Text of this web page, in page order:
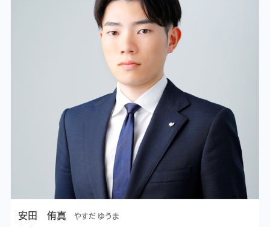
安田 侑真 やすだ ゆうま